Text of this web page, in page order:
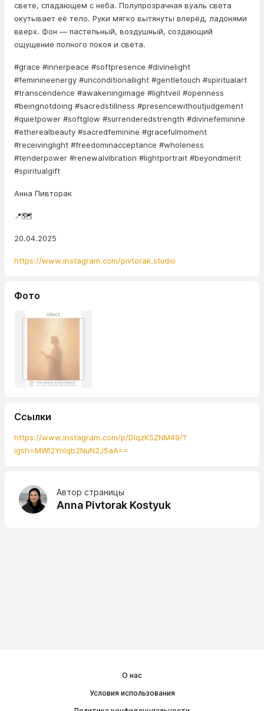
свете, спадающем с неба. Полупрозрачная вуаль света
окутывает её тело. Руки мягко вытянуты вперёд, ладонями
вверх. Фон — пастельный, воздушный, создающий
ощущение полного покоя и света.
#grace #innerpeace #softpresence #divinelight
#feminineenergy #unconditionallight #gentletouch #spiritualart
#transcendence #awakeningimage #lightveil #openness
#beingnotdoing #sacredstillness #presencewithoutjudgement
#quietpower #softglow #surrenderedstrength #divinefeminine
#etherealbeauty #sacredfeminine #gracefulmoment
#receivinglight #freedominacceptance #wholeness
#tenderpower #renewalvibration #lightportrait #beyondmerit
#spiritualgift
Анна Пивторак
📍🗺️
20.04.2025
https://www.instagram.com/pivtorak.studio
Фото
Ссылки
https://www.instagram.com/p/DIqzKSZNM49/?
igsh=MWl2Ynlqb2NuN2J5aA==
Автор страницы
Anna Pivtorak Kostyuk
О нас
Условия использования